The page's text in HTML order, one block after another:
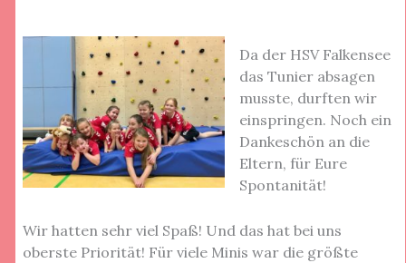
Da der HSV Falkensee
das Tunier absagen
musste, durften wir
einspringen. Noch ein
Dankeschön an die
Eltern, für Eure
Spontanität!
Wir hatten sehr viel Spaß! Und das hat bei uns
oberste Priorität! Für viele Minis war die größte